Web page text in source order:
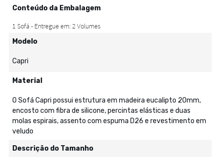
Conteúdo da Embalagem
Modelo
Capri
Material
O Sofá Capri possui estrutura em madeira eucalipto 20mm,
encosto com fibra de silicone, percintas elásticas e duas
molas espirais, assento com espuma D26 e revestimento em
veludo
Descrição do Tamanho